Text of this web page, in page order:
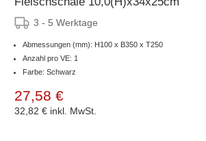
3 - 5 Werktage
Abmessungen (mm): H100 x B350 x T250
Anzahl pro VE: 1
Farbe: Schwarz
27,58 €
32,82 € inkl. MwSt.